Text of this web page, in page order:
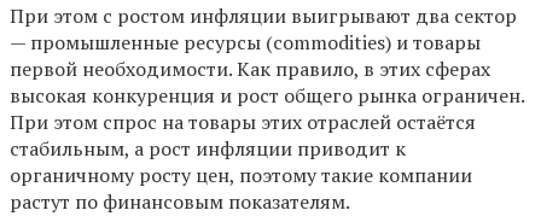
При этом с ростом инфляции выигрывают два сектор
— промышленные ресурсы (commodities) и товары
первой необходимости. Как правило, в этих сферах
высокая конкуренция и рост общего рынка ограничен.
При этом спрос на товары этих отраслей остаётся
стабильным, а рост инфляции приводит к
органичному росту цен, поэтому такие компании
растут по финансовым показателям.